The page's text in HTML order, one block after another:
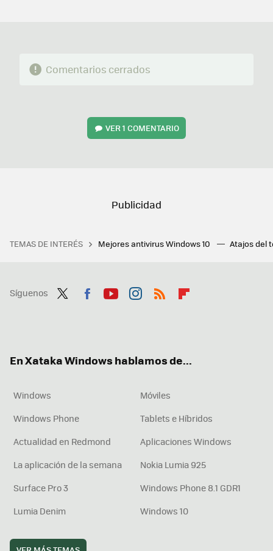
Comentarios cerrados
VER1 COMENTARIO
TEMAS DE INTERÉS Mejores antivirus Windows 10 Atajos del
Síguenos
En Xataka Windows hablamos de...
Windows
Móviles
Windows Phone
Tablets e Híbridos
Actualidad en Redmond
Aplicaciones Windows
La aplicación de la semana
Nokia Lumia 925
Surface Pro 3
Windows Phone 8.1 GDR1
Lumia Denim
Windows 10